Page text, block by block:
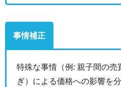
事情補正
特殊な事情（例: 親子間の売
ぎ）による価格への影響を